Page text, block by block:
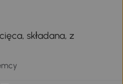
składana, z